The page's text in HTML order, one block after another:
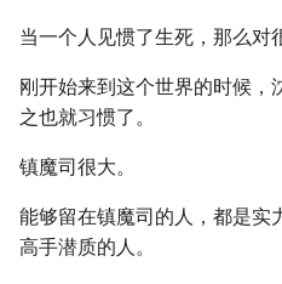
当一个人见惯了生死，那么对
刚开始来到这个世界的时候，
之也就习惯了。
镇魔司很大。
能够留在镇魔司的人，都是实
高手潜质的人。